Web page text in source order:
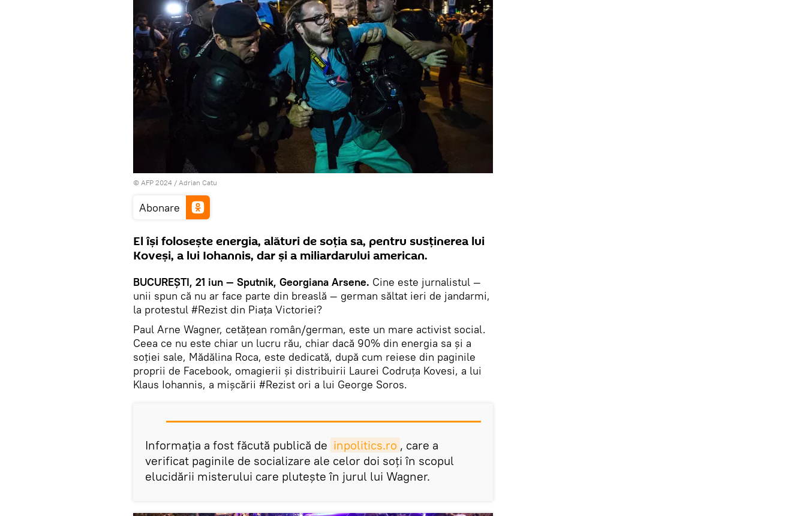
© AFP 2024 / Adrian Catu
Abonare
El îşi foloseşte energia, alături de soţia sa, pentru susţinerea lui
Koveşi, a lui Iohannis, dar şi a miliardarului american.
BUCUREŞTI, 21 iun — Sputnik, Georgiana Arsene. Cine este jurnalistul —
unii spun că nu ar face parte din breaslă — german săltat ieri de jandarmi,
la protestul #Rezist din Piaţa Victoriei?
Paul Arne Wagner, cetăţean român/german, este un mare activist social.
Ceea ce nu este chiar un lucru rău, chiar dacă 90% din energia sa şi a
soţiei sale, Mădălina Roca, este dedicată, după cum reiese din paginile
proprii de Facebook, omagierii şi distribuirii Laurei Codruţa Kovesi, a lui
Klaus Iohannis, a mişcării #Rezist ori a lui George Soros.
Informaţia a fost făcută publică de inpolitics.ro , care a
verificat paginile de socializare ale celor doi soţi în scopul
elucidării misterului care pluteşte în jurul lui Wagner.